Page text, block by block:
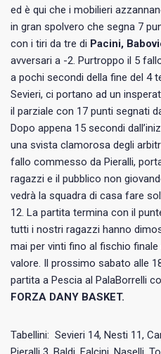
ed è qui che i mobilieri
in gran spolvero che segna 7
con i tiri da tre di Pacini,
avversari a -2. Purtroppo il 5
a pochi secondi della fine del 4
Sevieri, ci portano ad un
il parziale con 17 punti segnati
Dopo appena 15 secondi
una svista clamorosa degli
fallo commesso da Pieralli,
ragazzi e il pubblico non
vedrà la squadra di casa fare
12. La partita termina con il
tutti i nostri ragazzi hanno
mai per vinti fino al fischio
valore. Il prossimo sabato alle
partita a Pescia al PalaBorrelli
FORZA DANY BASKET.
Tabellini: Sevieri 14, Nesti 11,